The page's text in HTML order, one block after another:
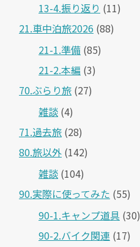
13-4.振り返り (11)
21.車中泊旅2026 (88)
21-1.準備 (85)
21-2.本編 (3)
70.ぶらり旅 (27)
雑談 (4)
71.過去旅 (28)
80.旅以外 (142)
雑談 (104)
90.実際に使ってみた (55)
90-1.キャンプ道具 (30)
90-2.バイク関連 (17)